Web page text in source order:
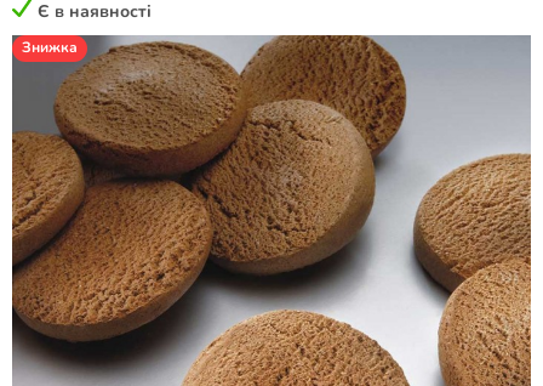
Є в наявності
Знижка